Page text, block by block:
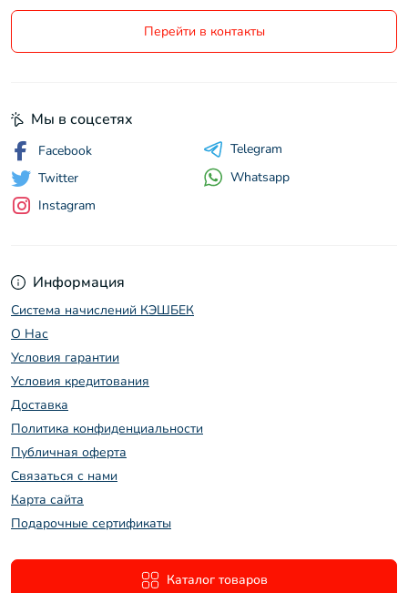
Перейти в контакты
Информация
Система начислений КЭШБЕК
О Нас
Условия гарантии
Условия кредитования
Доставка
Политика конфиденциальности
Публичная оферта
Связаться с нами
Карта сайта
Подарочные сертификаты
Каталог товаров
Мы в соцсетях
Facebook
Twitter
Instagram
Telegram
Whatsapp